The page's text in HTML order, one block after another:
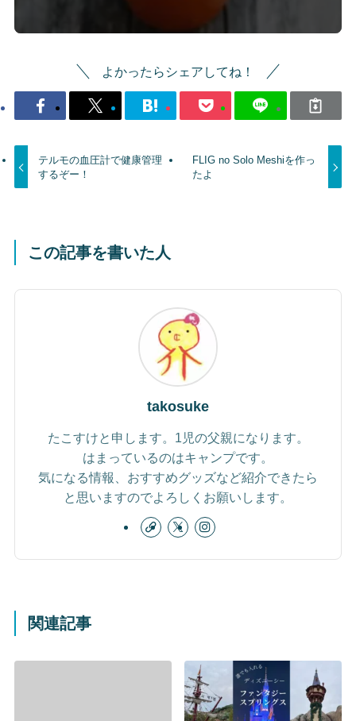
よかったらシェアしてね！
テルモの血圧計で健康管理
するぞー！
FLIG no Solo Meshiを作っ
たよ
この記事を書いた人
takosuke
たこすけと申します。1児の父親になります。
はまっているのはキャンプです。
気になる情報、おすすめグッズなど紹介できたら
と思いますのでよろしくお願いします。
関連記事